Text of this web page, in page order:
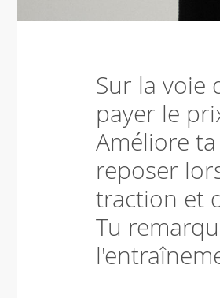
Sur la voie
payer le
Améliore
reposer
traction et
Tu